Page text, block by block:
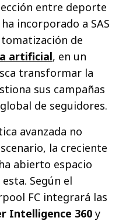
entre deporte
incorporado a SAS
de
artificial, en un
transformar la
sus campañas
de seguidores.
avanzada no
la creciente
abierto espacio
Según el
FC integrará las
Intelligence 360 y